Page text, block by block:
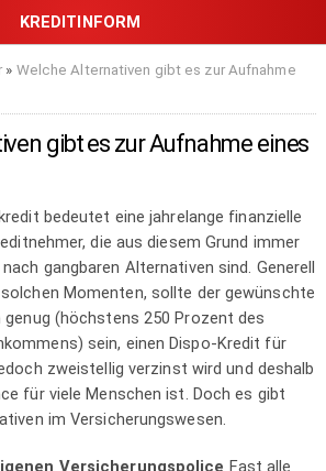
» Welche Alternativen gibt es zur Aufnahme
gibt es zur Aufnahme eines
bedeutet eine jahrelange finanzielle
die aus diesem Grund immer
gangbaren Alternativen sind. Generell
Momenten, sollte der gewünschte
genug (höchstens 250 Prozent des
sein, einen Dispo-Kredit für
zweistellig verzinst wird und deshalb
für viele Menschen ist. Doch es gibt
im Versicherungswesen.
Versicherungspolice Fast alle